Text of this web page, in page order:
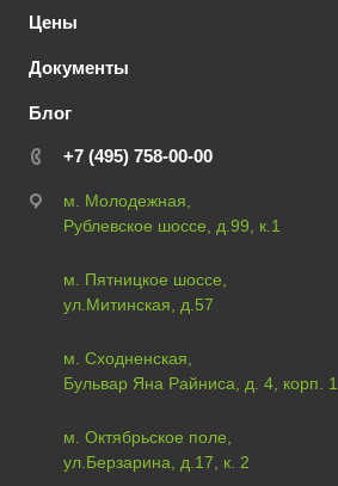
Цены
Документы
Блог
+7 (495) 758-00-00
м. Молодежная,
Рублевское шоссе, д.99, к.1
м. Пятницкое шоссе,
ул.Митинская, д.57
м. Сходненская,
Бульвар Яна Райниса, д. 4, корп. 1
м. Октябрьское поле,
ул.Берзарина, д.17, к. 2